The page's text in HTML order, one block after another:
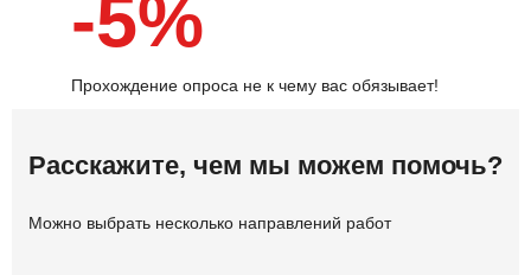
-5%
Прохождение опроса не к чему вас обязывает!
Расскажите, чем мы можем помочь?
Можно выбрать несколько направлений работ